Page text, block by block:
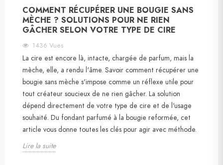
COMMENT RÉCUPÉRER UNE BOUGIE SANS
MÈCHE ? SOLUTIONS POUR NE RIEN
GÂCHER SELON VOTRE TYPE DE CIRE
1436 Vues
La cire est encore là, intacte, chargée de parfum, mais la
mèche, elle, a rendu l'âme. Savoir comment récupérer une
bougie sans mèche s'impose comme un réflexe utile pour
tout créateur soucieux de ne rien gâcher. La solution
dépend directement de votre type de cire et de l'usage
souhaité. Du fondant parfumé à la bougie reformée, cet
article vous donne toutes les clés pour agir avec méthode.
Lire la suite